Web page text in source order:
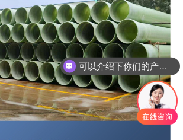
你们是怎么收费的呢